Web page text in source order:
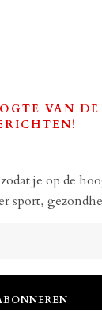
VAN DE
je op de
sport,